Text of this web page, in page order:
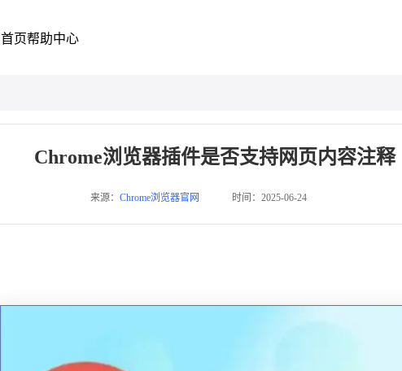
首页帮助中心
Chrome浏览器插件是否支持网页内容注释
来源： Chrome浏览器官网 时间：2025-06-24